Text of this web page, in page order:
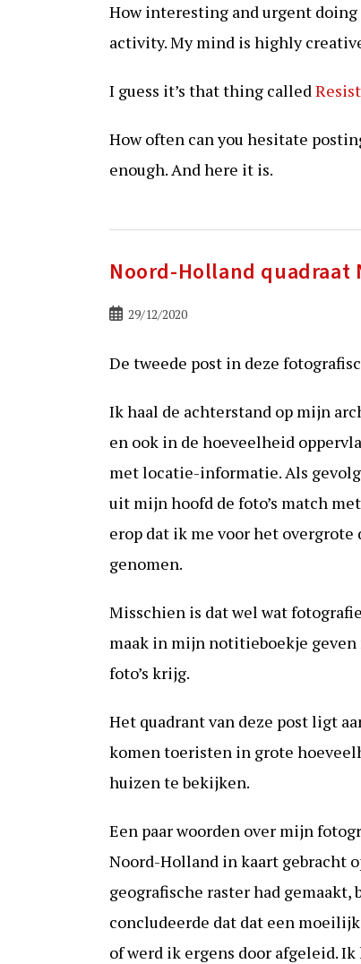
How interesting and urgent doing
activity. My mind is highly
I guess it’s that thing called
How often can you hesitate
enough. And here it is.
Noord-Holland quadraat
Bericht29/12/2020
De tweede post in deze
Ik haal de achterstand op mijn
en ook in de hoeveelheid
met locatie-informatie. Als
uit mijn hoofd de foto’s match
erop dat ik me voor het overgrote
genomen.
Misschien is dat wel wat
maak in mijn notitieboekje
foto’s krijg.
Het quadrant van deze post ligt
komen toeristen in grote
huizen te bekijken.
Een paar woorden over mijn
Noord-Holland in kaart gebracht
geografische raster had
concludeerde dat dat een
of werd ik ergens door afgeleid.